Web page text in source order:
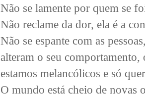
Não se lamente por quem se
Não reclame da dor, ela é a
Não se espante com as
alteram o seu comportamento,
estamos melancólicos e só
O mundo está cheio de novas